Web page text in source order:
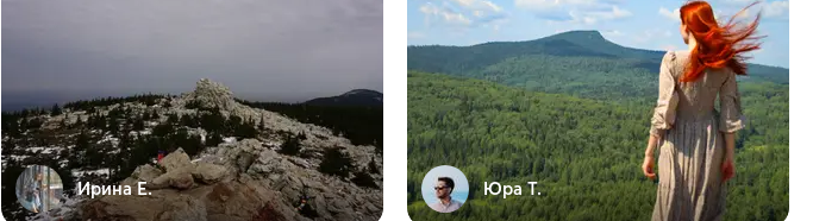
Ирина Е. Юра Т.